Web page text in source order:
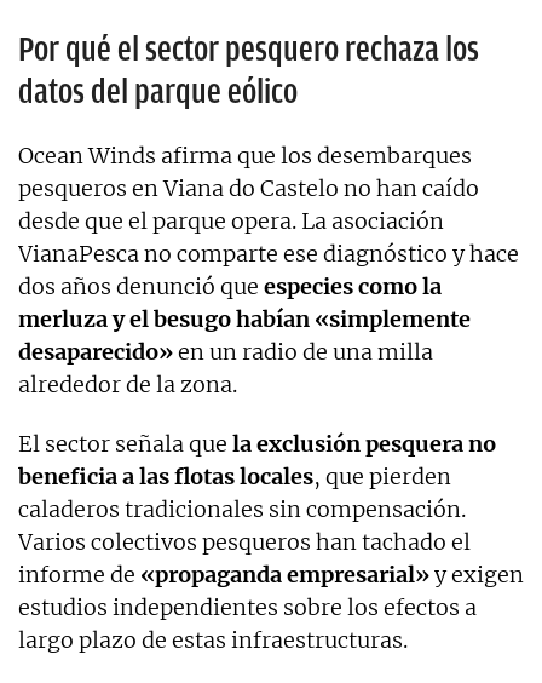
Por qué el sector pesquero rechaza los
datos del parque eólico
Ocean Winds afirma que los desembarques
pesqueros en Viana do Castelo no han caído
desde que el parque opera. La asociación
VianaPesca no comparte ese diagnóstico y hace
dos años denunció que especies como la
merluza y el besugo habían «simplemente
desaparecido»en un radio de una milla
alrededor de la zona.
El sector señala que la exclusión pesquera no
beneficia a las flotas locales, que pierden
caladeros tradicionales sin compensación.
Varios colectivos pesqueros han tachado el
informe de «propaganda empresarial»y exigen
estudios independientes sobre los efectos a
largo plazo de estas infraestructuras.